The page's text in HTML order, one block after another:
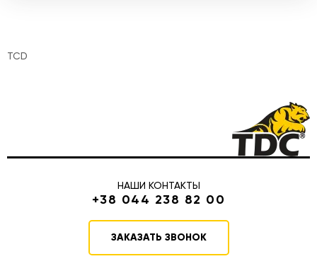
TCD
НАШИ КОНТАКТЫ
+38 044 238 82 00
ЗАКАЗАТЬ ЗВОНОК